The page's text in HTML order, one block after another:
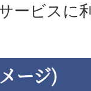
ービスに
ージ)